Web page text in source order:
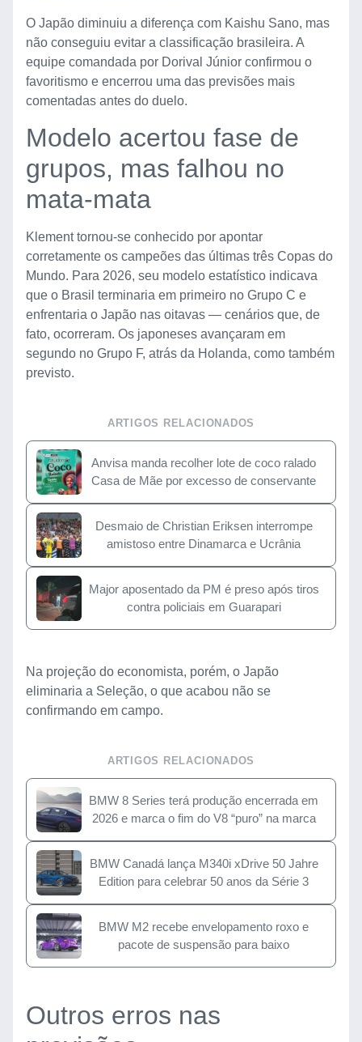
O Japão diminuiu a diferença com Kaishu Sano, mas
não conseguiu evitar a classificação brasileira. A
equipe comandada por Dorival Júnior confirmou o
favoritismo e encerrou uma das previsões mais
comentadas antes do duelo.
Modelo acertou fase de
grupos, mas falhou no
mata-mata
Klement tornou-se conhecido por apontar
corretamente os campeões das últimas três Copas do
Mundo. Para 2026, seu modelo estatístico indicava
que o Brasil terminaria em primeiro no Grupo C e
enfrentaria o Japão nas oitavas — cenários que, de
fato, ocorreram. Os japoneses avançaram em
segundo no Grupo F, atrás da Holanda, como também
previsto.
ARTIGOS RELACIONADOS
Anvisa manda recolher lote de coco ralado
Casa de Mãe por excesso de conservante
Desmaio de Christian Eriksen interrompe
amistoso entre Dinamarca e Ucrânia
Major aposentado da PM é preso após tiros
contra policiais em Guarapari
Na projeção do economista, porém, o Japão
eliminaria a Seleção, o que acabou não se
confirmando em campo.
ARTIGOS RELACIONADOS
BMW 8 Series terá produção encerrada em
2026 e marca o fim do V8 “puro” na marca
BMW Canadá lança M340i xDrive 50 Jahre
Edition para celebrar 50 anos da Série 3
BMW M2 recebe envelopamento roxo e
pacote de suspensão para baixo
Outros erros nas